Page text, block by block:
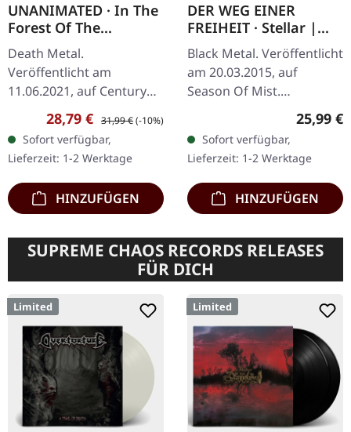
UNANIMATED · In The
Forest Of The
Dreaming Dead |
BLACK 2LP
Death Metal.
Veröffentlicht am
11.06.2021, auf Century
Media Records.
Schwarzes Doppel-Vinyl
im Gatefold-Cover mit LP-
Booklet. Unanimateds "In
The…
Verkaufspreis:
28,79 € Regulärer Preis:
31,99 €(-10%)
Sofort verfügbar,
Lieferzeit: 1-2 Werktage
HINZUFÜGEN
DER WEG EINER
FREIHEIT · Stellar |
BLACK LP
Black Metal. Veröffentlicht
am 20.03.2015, auf
Season Of Mist.
Schwarzes Vinyl mit
gestanztem Cover und
bedruckter Innenhülle.
Der Weg Einer Freiheit…
25,99 €
Sofort verfügbar,
Lieferzeit: 1-2 Werktage
HINZUFÜGEN
SUPREME CHAOS RECORDS RELEASES
FÜR DICH
Limited Limited